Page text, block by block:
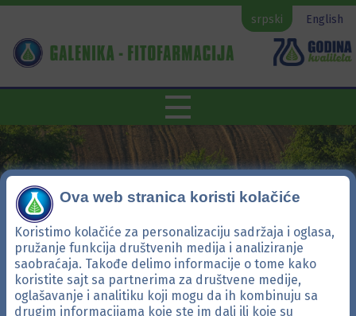
srpski English
Ova web stranica koristi kolačiće
Koristimo kolačiće za personalizaciju sadržaja i oglasa,
pružanje funkcija društvenih medija i analiziranje
saobraćaja. Takođe delimo informacije o tome kako
koristite sajt sa partnerima za društvene medije,
oglašavanje i analitiku koji mogu da ih kombinuju sa
drugim informacijama koje ste im dali ili koje su